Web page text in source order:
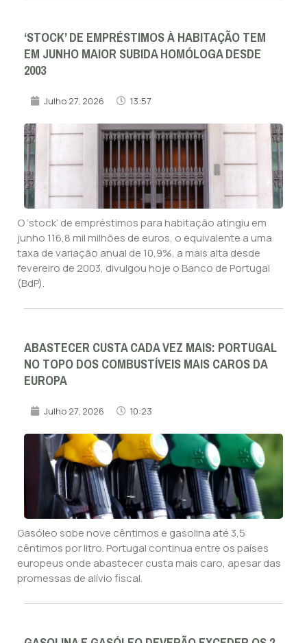
‘STOCK’ DE EMPRÉSTIMOS À HABITAÇÃO TEM
EM JUNHO MAIOR SUBIDA HOMÓLOGA DESDE
2003
Julho 27, 2026 13:57
O ‘stock’ de empréstimos para habitação atingiu em
junho 116,8 mil milhões de euros, o equivalente a uma
taxa de variação anual de 10,9%, a mais alta desde
fevereiro de 2003, divulgou hoje o Banco de Portugal
(BdP).
ABASTECER CUSTA CADA VEZ MAIS: PORTUGAL
NO TOPO DOS COMBUSTÍVEIS MAIS CAROS DA
EUROPA
Julho 27, 2026 10:23
Gasóleo sobe nove cêntimos e gasolina até 3,5
cêntimos por litro. Portugal continua entre os países
europeus onde abastecer custa mais caro, apesar das
promessas de alívio fiscal.